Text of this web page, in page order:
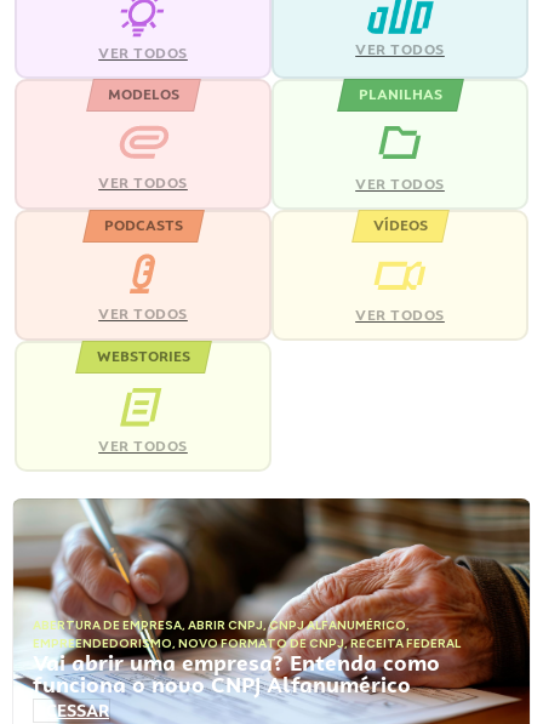
VER TODOS VER TODOS
MODELOS
VER TODOS
PLANILHAS
VER TODOS
PODCASTS
VER TODOS
VÍDEOS
VER TODOS
WEBSTORIES
VER TODOS
ABERTURA DE EMPRESA, ABRIR CNPJ,CNPJ ALFANUMÉRICO,
EMPREENDEDORISMO, NOVO FORMATO DE CNPJ,RECEITA FEDERAL
Vai abrir uma empresa? Entenda como
funciona o novo CNPJ Alfanumérico
ACESSAR